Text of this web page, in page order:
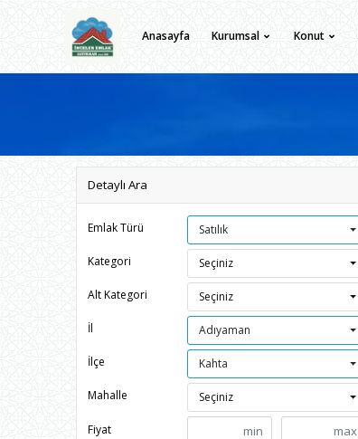
Anasayfa Kurumsal Konut
Detaylı Ara
Emlak Türü Satılık
Kategori Seçiniz
Alt Kategori Seçiniz
İl Adıyaman
İlçe Kahta
Mahalle Seçiniz
Fiyat